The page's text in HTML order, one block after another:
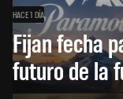
HACE 1 DÍA
Fijan fecha
futuro de la